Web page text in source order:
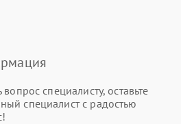
вопрос специалисту, оставьте
специалист с радостью